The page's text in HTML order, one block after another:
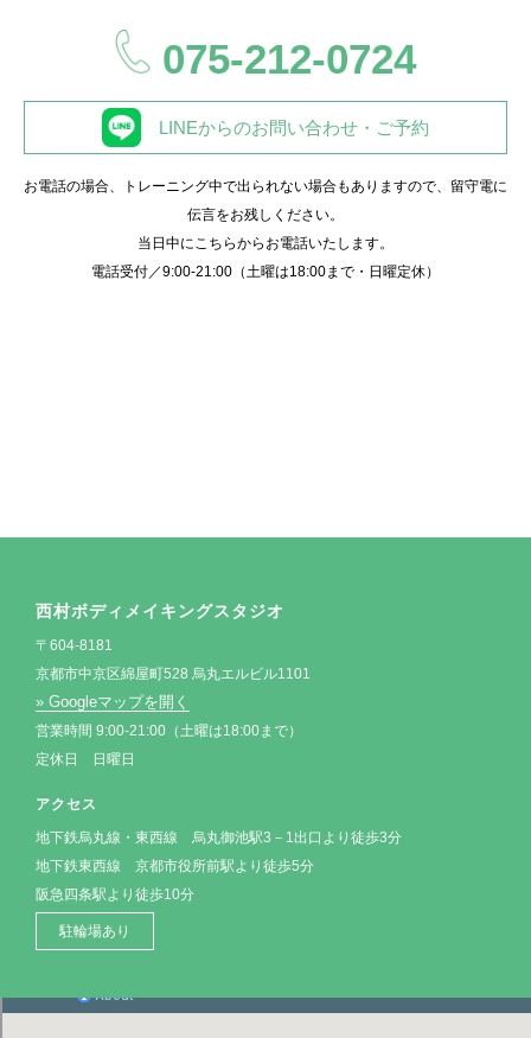
075-212-0724
LINEからのお問い合わせ・ご予約
お電話の場合、トレーニング中で出られない場合もありますので、留守電に
伝言をお残しください。
当日中にこちらからお電話いたします。
電話受付／9:00-21:00（土曜は18:00まで・日曜定休）
西村ボディメイキングスタジオ
〒604-8181
京都市中京区綿屋町528 烏丸エルビル1101
» Googleマップを開く
営業時間 9:00-21:00（土曜は18:00まで）
定休日 日曜日
アクセス
地下鉄烏丸線・東西線 烏丸御池駅3－1出口より徒歩3分
地下鉄東西線 京都市役所前駅より徒歩5分
阪急四条駅より徒歩10分
駐輪場あり